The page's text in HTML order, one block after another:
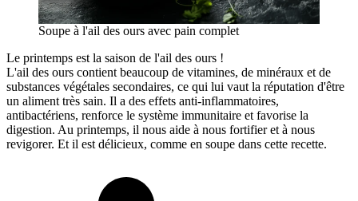
Soupe à l'ail des ours avec pain complet
Le printemps est la saison de l'ail des ours !
L'ail des ours contient beaucoup de vitamines, de minéraux et de
substances végétales secondaires, ce qui lui vaut la réputation d'être
un aliment très sain. Il a des effets anti-inflammatoires,
antibactériens, renforce le système immunitaire et favorise la
digestion. Au printemps, il nous aide à nous fortifier et à nous
revigorer. Et il est délicieux, comme en soupe dans cette recette.